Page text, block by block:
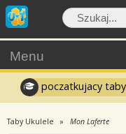
Menu
poczatkujacy taby
Taby Ukulele Mon Laferte